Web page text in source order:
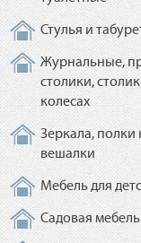
Стулья и
Журнальные,
столики,
колесах
Зеркала, полки
вешалки
Мебель для
Садовая мебель